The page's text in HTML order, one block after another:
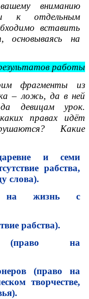
вниманию
к отдельным
вставить
основываясь на
работы
фрагменты из
– ложь, да в ней
девицам урок.
правах идёт
Какие
и семи
рабства,
слова).
на жизнь с
рабства).
(право на
(право на
творчестве,